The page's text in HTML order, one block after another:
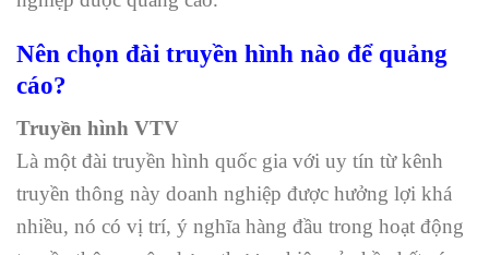
Nên chọn đài truyền hình nào để quảng
cáo?
Truyền hình VTV
Là một đài truyền hình quốc gia với uy tín từ kênh
truyền thông này doanh nghiệp được hưởng lợi khá
nhiều, nó có vị trí, ý nghĩa hàng đầu trong hoạt động